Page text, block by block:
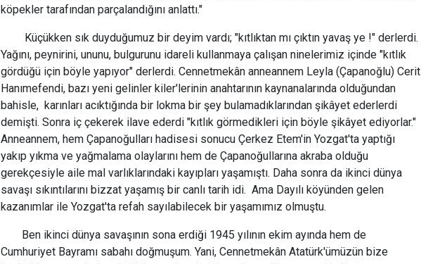
köpekler tarafından parçalandığını anlattı."
Küçükken sık duyduğumuz bir deyim vardı; "kıtlıktan mı çıktın yavaş ye !" derlerdi.
Yağını, peynirini, ununu, bulgurunu idareli kullanmaya çalışan ninelerimiz içinde "kıtlık
gördüğü için böyle yapıyor" derlerdi. Cennetmekân anneannem Leyla (Çapanoğlu) Cerit
Hanımefendi, bazı yeni gelinler kiler'lerinin anahtarının kaynanalarında olduğundan
bahisle, karınları acıktığında bir lokma bir şey bulamadıklarından şikâyet ederlerdi
demişti. Sonra iç çekerek ilave ederdi "kıtlık görmedikleri için böyle şikâyet ediyorlar."
Anneannem, hem Çapanoğulları hadisesi sonucu Çerkez Etem'in Yozgat'ta yaptığı
yakıp yıkma ve yağmalama olaylarını hem de Çapanoğullarına akraba olduğu
gerekçesiyle aile mal varlıklarındaki kayıpları yaşamıştı. Daha sonra da ikinci dünya
savaşı sıkıntılarını bizzat yaşamış bir canlı tarih idi. Ama Dayılı köyünden gelen
kazanımlar ile Yozgat'ta refah sayılabilecek bir yaşamımız olmuştu.
Ben ikinci dünya savaşının sona erdiği 1945 yılının ekim ayında hem de
Cumhuriyet Bayramı sabahı doğmuşum. Yani, Cennetmekân Atatürk'ümüzün bize